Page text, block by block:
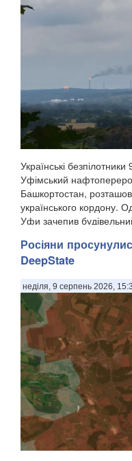
Українські
Уфімський
Башкортостан,
українського кордону.
Уфи зачепив
Росіяни
DeepState
неділя, 9 серпень 2026,